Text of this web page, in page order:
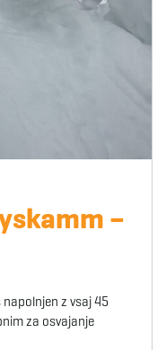
–
z vsaj 45
za osvajanje